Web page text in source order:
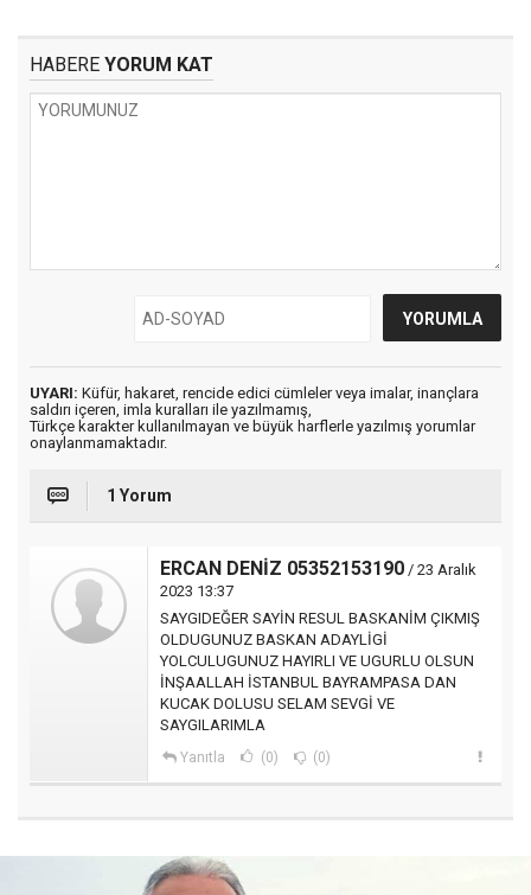
HABERE YORUM KAT
UYARI: Küfür, hakaret, rencide edici cümleler veya imalar, inançlara
saldırı içeren, imla kuralları ile yazılmamış,
Türkçe karakter kullanılmayan ve büyük harflerle yazılmış yorumlar
onaylanmamaktadır.
1 Yorum
ERCAN DENİZ 05352153190 / 23 Aralık
2023 13:37
SAYGIDEĞER SAYİN RESUL BASKANİM ÇIKMIŞ
OLDUGUNUZ BASKAN ADAYLİGİ
YOLCULUGUNUZ HAYIRLI VE UGURLU OLSUN
İNŞAALLAH İSTANBUL BAYRAMPASA DAN
KUCAK DOLUSU SELAM SEVGİ VE
SAYGILARIMLA
Yanıtla (0) (0)